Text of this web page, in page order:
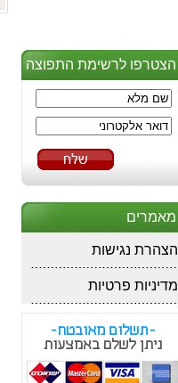
הצטרפו לרשימת התפוצה
מאמרים
הצהרת נגישות
מדיניות פרטיות